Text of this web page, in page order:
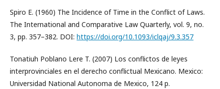
Spiro E. (1960) The Incidence of Time in the Conflict of Laws.
The International and Comparative Law Quarterly, vol. 9, no.
3, pp. 357–382. DOI: https://doi.org/10.1093/iclqaj/9.3.357
Tonatiuh Poblano Lere T. (2007) Los conflictos de leyes
interprovinciales en el derecho conflictual Mexicano. Mexico:
Universidad National Autonoma de Mexico, 124 p.